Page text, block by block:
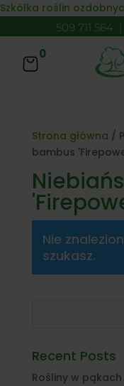
Skip to content
Szkółka roślin
509 711 564 |
0
Strona główna /
bambus
Nie
szukasz.
Recent Posts
Rośliny w